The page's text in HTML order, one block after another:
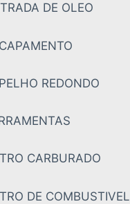
DE OLEO
REDONDO
CARBURADO
DE COMBUSTIVEL